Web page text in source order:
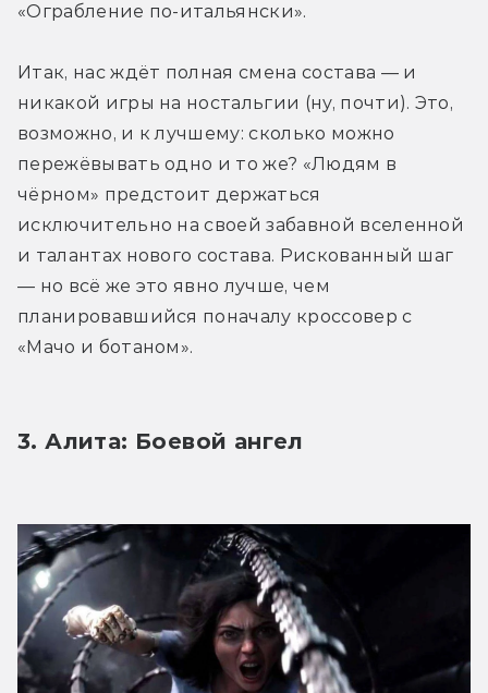
«Ограбление по-итальянски».
Итак, нас ждёт полная смена состава — и
никакой игры на ностальгии (ну, почти). Это,
возможно, и к лучшему: сколько можно
пережёвывать одно и то же? «Людям в
чёрном» предстоит держаться
исключительно на своей забавной вселенной
и талантах нового состава. Рискованный шаг
— но всё же это явно лучше, чем
планировавшийся поначалу кроссовер с
«Мачо и ботаном».
3. Алита: Боевой ангел